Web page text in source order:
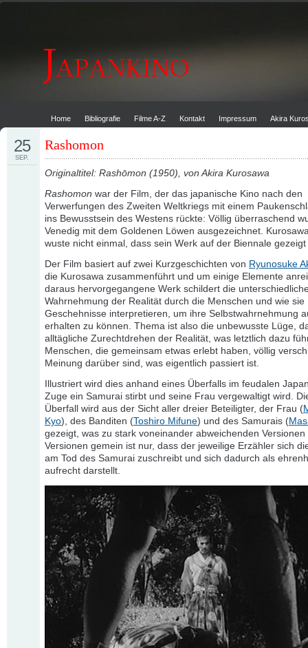
Home Bibliografie Filme A-Z Kontakt Impressum Akira
Rashomon
25
SEP.
Originaltitel: Rashōmon (1950), von Akira Kurosawa
Rashomon war der Film, der das japanische Kino nach den
Verwerfungen des Zweiten Weltkriegs mit einem
ins Bewusstsein des Westens rückte: Völlig überraschend
Venedig mit dem Goldenen Löwen ausgezeichnet.
wuste nicht einmal, dass sein Werk auf der Biennale
Der Film basiert auf zwei Kurzgeschichten von Ryunosuke
die Kurosawa zusammenführt und um einige Elemente
daraus hervorgegangene Werk schildert die
Wahrnehmung der Realität durch die Menschen und wie sie
Geschehnisse interpretieren, um ihre Selbstwahrnehmung
erhalten zu können. Thema ist also die unbewusste Lüge,
alltägliche Zurechtdrehen der Realität, was letztlich dazu
Menschen, die gemeinsam etwas erlebt haben, völlig
Meinung darüber sind, was eigentlich passiert ist.
Illustriert wird dies anhand eines Überfalls im feudalen
Zuge ein Samurai stirbt und seine Frau vergewaltigt wird.
Überfall wird aus der Sicht aller dreier Beteiligter, der Frau (
Kyo), des Banditen (Toshiro Mifune) und des Samurais (
gezeigt, was zu stark voneinander abweichenden Versionen
Versionen gemein ist nur, dass der jeweilige Erzähler sich
am Tod des Samurai zuschreibt und sich dadurch als
aufrecht darstellt.